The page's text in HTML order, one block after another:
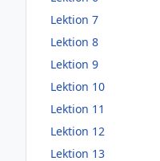
Lektion 7
Lektion 8
Lektion 9
Lektion 10
Lektion 11
Lektion 12
Lektion 13